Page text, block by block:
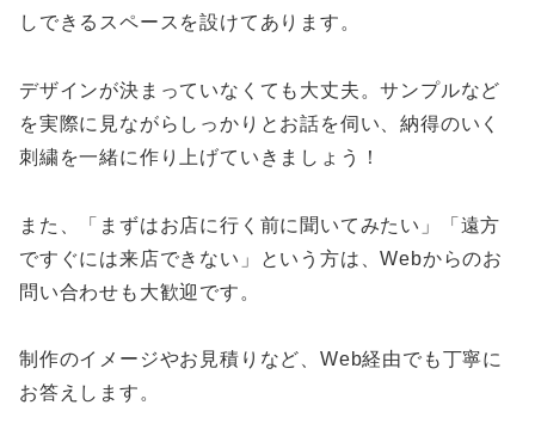
しできるスペースを設けてあります。
デザインが決まっていなくても大丈夫。サンプルなど
を実際に見ながらしっかりとお話を伺い、納得のいく
刺繍を一緒に作り上げていきましょう！
また、「まずはお店に行く前に聞いてみたい」「遠方
ですぐには来店できない」という方は、Webからのお
問い合わせも大歓迎です。
制作のイメージやお見積りなど、Web経由でも丁寧に
お答えします。